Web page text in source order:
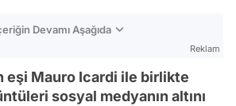
Devamı Aşağıda
Reklam
eşi Mauro Icardi ile birlikte
sosyal medyanın altını